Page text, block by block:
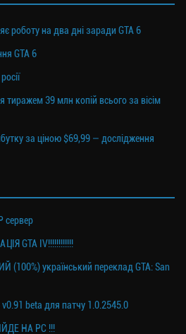
роботу на два дні заради GTA 6
GTA 6
тиражем 39 млн копій всього за вісім
за ціною $69,99 — дослідження
сервер
GTA IV!!!!!!!!!!!!
український переклад GTA: San
v0.91 beta для патчу 1.0.2545.0
НА PC !!!